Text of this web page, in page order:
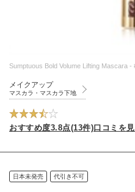
Sumptuous Bold Volume Lifting Mascara -
メイクアップ
マスカラ・マスカラ下地
おすすめ度3.8点(13件)口コミを
日本未発売 代引き不可